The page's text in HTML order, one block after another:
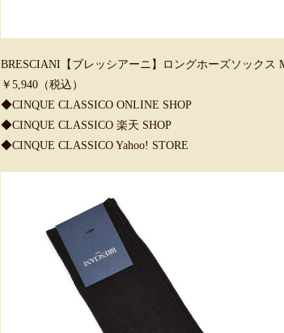
BRESCIANI【ブレッシアーニ】ロングホーズソックス
￥5,940（税込）
◆CINQUE CLASSICO ONLINE SHOP
◆CINQUE CLASSICO 楽天 SHOP
◆CINQUE CLASSICO Yahoo! STORE